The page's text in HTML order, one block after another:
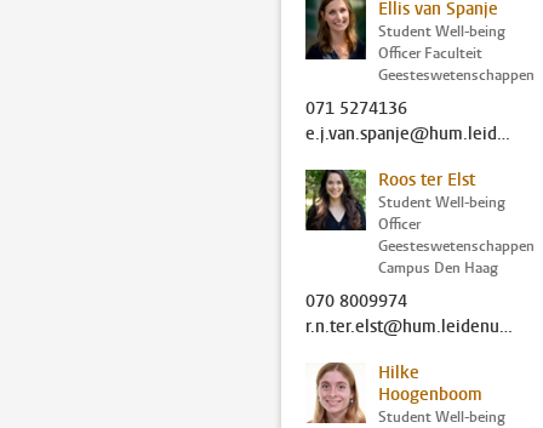
Ellis van Spanje
Student Well-being
Officer Faculteit
Geesteswetenschappen
071 5274136
e.j.van.spanje@hum.leidenuniv.nl
Roos ter Elst
Student Well-being
Officer
Geesteswetenschappen
Campus Den Haag
070 8009974
r.n.ter.elst@hum.leidenuniv.nl
Hilke
Hoogenboom
Student Well-being